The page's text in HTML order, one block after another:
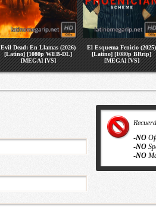
Evil Dead: En Llamas (2026)
[Latino] [1080p WEB-DL]
[MEGA] [VS]
El Esquema Fenicio (2025)
[Latino] [1080p BRrip]
[MEGA] [VS]
-NO
-NO
-NO